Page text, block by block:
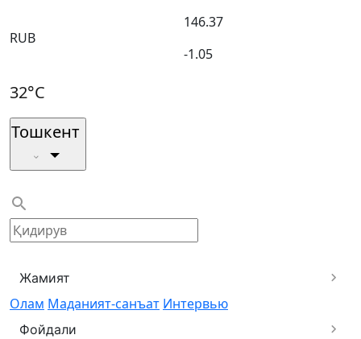
RUB
146.37
-1.05
32°C
Тошкент
Жамият
Олам Маданият-санъат Интервью
Фойдали